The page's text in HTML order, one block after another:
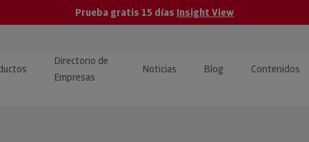
Prueba gratis 15 días Insight View
Directorio de
Empresas
Noticias Blog Contenidos